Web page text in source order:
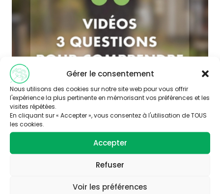
Gérer le consentement
Nous utilisons des cookies sur notre site web pour vous offrir
l'expérience la plus pertinente en mémorisant vos préférences et les
visites répétées.
En cliquant sur « Accepter », vous consentez à l'utilisation de TOUS
les cookies.
Accepter
Refuser
Voir les préférences